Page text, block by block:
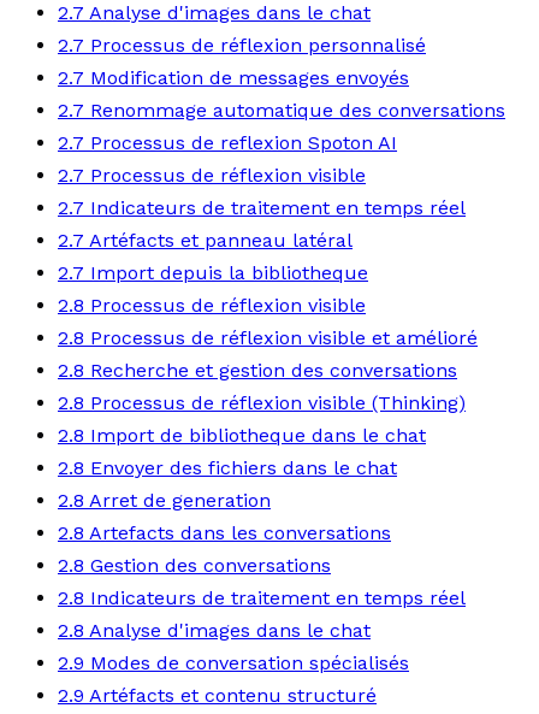
2.7 Analyse d'images dans le chat
2.7 Processus de réflexion personnalisé
2.7 Modification de messages envoyés
2.7 Renommage automatique des conversations
2.7 Processus de reflexion Spoton AI
2.7 Processus de réflexion visible
2.7 Indicateurs de traitement en temps réel
2.7 Artéfacts et panneau latéral
2.7 Import depuis la bibliotheque
2.8 Processus de réflexion visible
2.8 Processus de réflexion visible et amélioré
2.8 Recherche et gestion des conversations
2.8 Processus de réflexion visible (Thinking)
2.8 Import de bibliotheque dans le chat
2.8 Envoyer des fichiers dans le chat
2.8 Arret de generation
2.8 Artefacts dans les conversations
2.8 Gestion des conversations
2.8 Indicateurs de traitement en temps réel
2.8 Analyse d'images dans le chat
2.9 Modes de conversation spécialisés
2.9 Artéfacts et contenu structuré